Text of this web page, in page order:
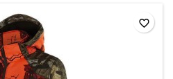
favorite_border